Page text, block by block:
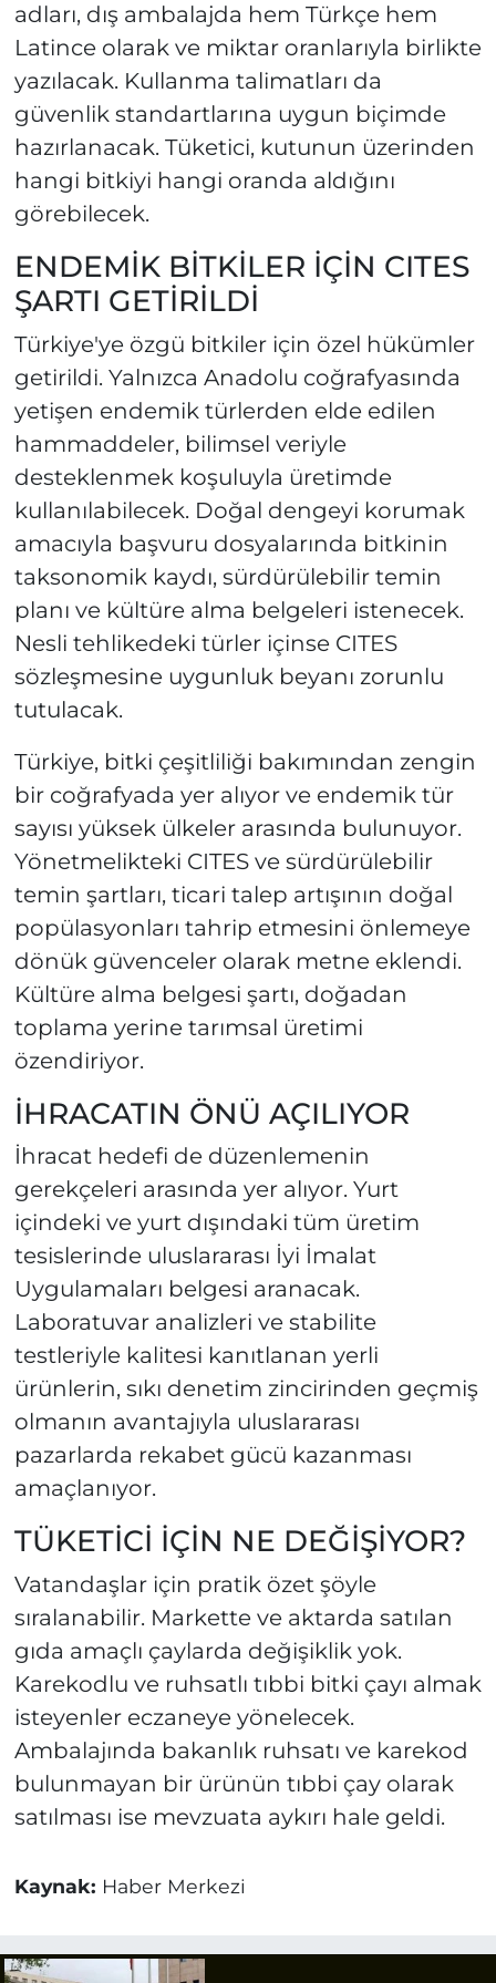
adları, dış ambalajda hem Türkçe hem
Latince olarak ve miktar oranlarıyla birlikte
yazılacak. Kullanma talimatları da
güvenlik standartlarına uygun biçimde
hazırlanacak. Tüketici, kutunun üzerinden
hangi bitkiyi hangi oranda aldığını
görebilecek.
ENDEMİK BİTKİLER İÇİN CITES
ŞARTI GETİRİLDİ
Türkiye'ye özgü bitkiler için özel hükümler
getirildi. Yalnızca Anadolu coğrafyasında
yetişen endemik türlerden elde edilen
hammaddeler, bilimsel veriyle
desteklenmek koşuluyla üretimde
kullanılabilecek. Doğal dengeyi korumak
amacıyla başvuru dosyalarında bitkinin
taksonomik kaydı, sürdürülebilir temin
planı ve kültüre alma belgeleri istenecek.
Nesli tehlikedeki türler içinse CITES
sözleşmesine uygunluk beyanı zorunlu
tutulacak.
Türkiye, bitki çeşitliliği bakımından zengin
bir coğrafyada yer alıyor ve endemik tür
sayısı yüksek ülkeler arasında bulunuyor.
Yönetmelikteki CITES ve sürdürülebilir
temin şartları, ticari talep artışının doğal
popülasyonları tahrip etmesini önlemeye
dönük güvenceler olarak metne eklendi.
Kültüre alma belgesi şartı, doğadan
toplama yerine tarımsal üretimi
özendiriyor.
İHRACATIN ÖNÜ AÇILIYOR
İhracat hedefi de düzenlemenin
gerekçeleri arasında yer alıyor. Yurt
içindeki ve yurt dışındaki tüm üretim
tesislerinde uluslararası İyi İmalat
Uygulamaları belgesi aranacak.
Laboratuvar analizleri ve stabilite
testleriyle kalitesi kanıtlanan yerli
ürünlerin, sıkı denetim zincirinden geçmiş
olmanın avantajıyla uluslararası
pazarlarda rekabet gücü kazanması
amaçlanıyor.
TÜKETİCİ İÇİN NE DEĞİŞİYOR?
Vatandaşlar için pratik özet şöyle
sıralanabilir. Markette ve aktarda satılan
gıda amaçlı çaylarda değişiklik yok.
Karekodlu ve ruhsatlı tıbbi bitki çayı almak
isteyenler eczaneye yönelecek.
Ambalajında bakanlık ruhsatı ve karekod
bulunmayan bir ürünün tıbbi çay olarak
satılması ise mevzuata aykırı hale geldi.
Kaynak: Haber Merkezi